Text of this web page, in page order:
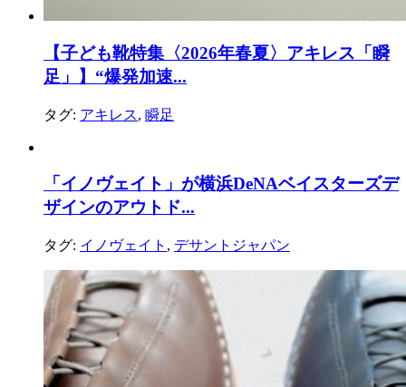
【子ども靴特集〈2026年春夏〉アキレス「瞬
足」】“爆発加速...
タグ: アキレス, 瞬足
「イノヴェイト」が横浜DeNAベイスターズデ
ザインのアウトド...
タグ: イノヴェイト , デサントジャパン